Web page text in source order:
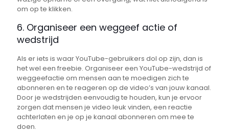
om op te klikken.
6. Organiseer een weggeef actie of
wedstrijd
Als er iets is waar YouTube-gebruikers dol op zijn, dan is
het wel een freebie. Organiseer een YouTube-wedstrijd of
weggeefactie om mensen aan te moedigen zich te
abonneren en te reageren op de video’s van jouw kanaal.
Door je wedstrijden eenvoudig te houden, kun je ervoor
zorgen dat mensen je video leuk vinden, een reactie
achterlaten en je op je kanaal abonneren om mee te
doen.